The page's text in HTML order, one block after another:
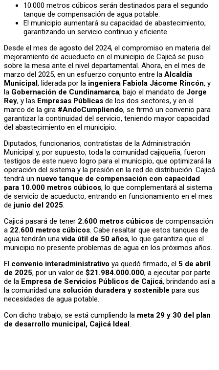
10.000 metros cúbicos serán destinados para el segundo
tanque de compensación de agua potable.
El municipio aumentará su capacidad de abastecimiento,
garantizando un servicio continuo y eficiente.
Desde el mes de agosto del 2024, el compromiso en materia del
mejoramiento de acueducto en el municipio de Cajicá se puso
sobre la mesa ante el nivel departamental. Ahora, en el mes de
marzo del 2025, en un esfuerzo conjunto entre la Alcaldía
Municipal, liderada por la ingeniera Fabiola Jácome Rincón, y
la Gobernación de Cundinamarca, bajo el mandato de Jorge
Rey, y las Empresas Públicas de los dos sectores, y en el
marco de la gira #AndoCumpliendo, se firmó un convenio para
garantizar la continuidad del servicio, teniendo mayor capacidad
del abastecimiento en el municipio.
Diputados, funcionarios, contratistas de la Administración
Municipal y, por supuesto, toda la comunidad cajiqueña, fueron
testigos de este nuevo logro para el municipio, que optimizará la
operación del sistema y la presión en la red de distribución. Cajicá
tendrá un nuevo tanque de compensación con capacidad
para 10.000 metros cúbicos, lo que complementará al sistema
de servicio de acueducto, entrando en funcionamiento en el mes
de junio del 2025.
Cajicá pasará de tener 2.600 metros cúbicos de compensación
a 22.600 metros cúbicos. Cabe resaltar que estos tanques de
agua tendrán unavida útil de 50 años, lo que garantiza que el
municipio no presente problemas de agua en los próximos años.
El convenio interadministrativo ya quedó firmado, el 5 de abril
de 2025, por un valor de $21.984.000.000, a ejecutar por parte
de la Empresa de Servicios Públicos de Cajicá, brindando así a
la comunidad una solución duradera y sostenible para sus
necesidades de agua potable.
Con dicho trabajo, se está cumpliendo la meta 29 y 30 del plan
de desarrollo municipal, Cajicá Ideal.